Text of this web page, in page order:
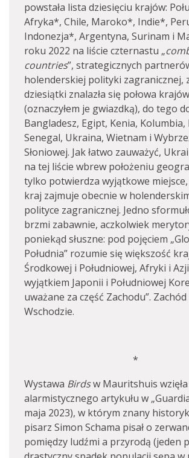
powstała lista dziesięciu krajów:
Afryka*, Chile, Maroko*, Indie*,
Indonezja*, Argentyna, Surinam i
roku 2022 na liście czternastu „
countries”, strategicznych
holenderskiej polityki zagranicznej,
dziesiątki znalazła się połowa krajów
(oznaczyłem je gwiazdką), do tego
Bangladesz, Egipt, Kenia,
Senegal, Ukraina, Wietnam i
Słoniowej. Jak łatwo zauważyć,
na tej liście wbrew położeniu
tylko potwierdza wyjątkowe
kraj zajmuje obecnie w
polityce zagranicznej. Jedno
brzmi zabawnie, aczkolwiek
poniekąd słuszne: pod pojęciem
Południa” rozumie się większość
Środkowej i Południowej, Afryki i
wyjątkiem Japonii i Południowej
uważane za część Zachodu”.
Wschodzie.
*
Wystawa Birdsw Mauritshuis
alarmistycznego artykułu w
maja 2023), w którym znany
pisarz Simon Schama pisał o
pomiędzy ludźmi a przyrodą (jeden